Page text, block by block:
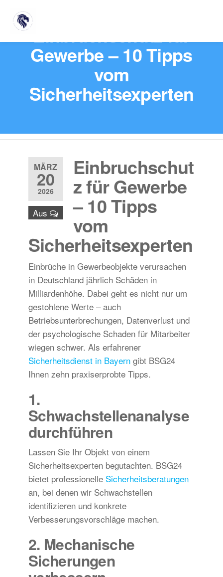
Einbruchschutz für
Gewerbe – 10 Tipps
vom
Sicherheitsexperten
MÄRZ
20
2026
Aus
Einbruchschut
z für Gewerbe
– 10 Tipps
vom
Sicherheitsexperten
Einbrüche in Gewerbeobjekte verursachen
in Deutschland jährlich Schäden in
Milliardenhöhe. Dabei geht es nicht nur um
gestohlene Werte – auch
Betriebsunterbrechungen, Datenverlust und
der psychologische Schaden für Mitarbeiter
wiegen schwer. Als erfahrener
Sicherheitsdienst in Bayerngibt BSG24
Ihnen zehn praxiserprobte Tipps.
1.
Schwachstellenanalyse
durchführen
Lassen Sie Ihr Objekt von einem
Sicherheitsexperten begutachten. BSG24
bietet professionelle Sicherheitsberatungen
an, bei denen wir Schwachstellen
identifizieren und konkrete
Verbesserungsvorschläge machen.
2. Mechanische
Sicherungen